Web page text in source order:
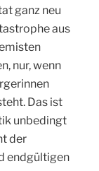
ganz neu
aus
nur, wenn
Das ist
unbedingt
der
endgültigen